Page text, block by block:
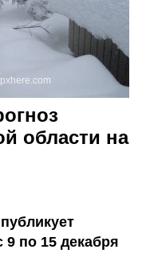
pxhere.com
области на
по 15 декабря